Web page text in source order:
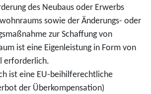
des Neubaus oder Erwerbs
sowie der Änderungs- oder
zur Schaffung von
ist eine Eigenleistung in Form von
erforderlich.
ist eine EU-beihilferechtliche
der Überkompensation)